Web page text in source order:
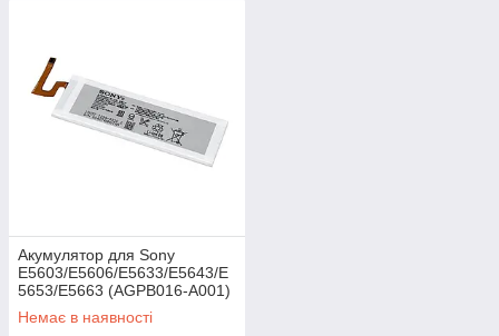
Акумулятор для Sony
E5603/E5606/E5633/E5643/E
5653/E5663 (AGPB016-A001)
Немає в наявності